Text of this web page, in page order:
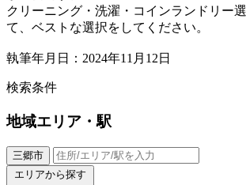
クリーニング・洗濯・コインランドリー
て、ベストな選択をしてください。
執筆年月日：2024年11月12日
検索条件
地域エリア・駅
三郷市
エリアから探す